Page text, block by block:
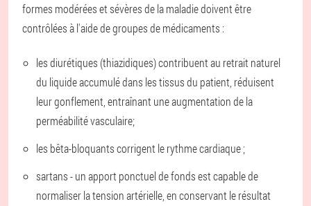
formes modérées et sévères de la maladie doivent être
contrôlées à l'aide de groupes de médicaments :
les diurétiques (thiazidiques) contribuent au retrait naturel
du liquide accumulé dans les tissus du patient, réduisent
leur gonflement, entraînant une augmentation de la
perméabilité vasculaire;
les bêta-bloquants corrigent le rythme cardiaque ;
sartans - un apport ponctuel de fonds est capable de
normaliser la tension artérielle, en conservant le résultat